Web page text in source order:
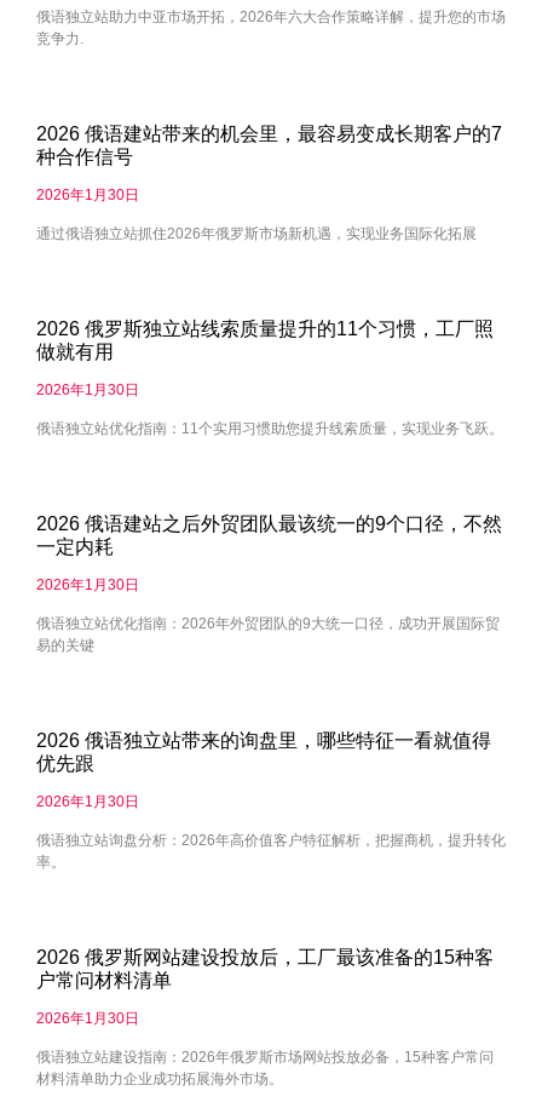
俄语独立站助力中亚市场开拓，2026年六大合作策略详解，提升您的市场
竞争力.
2026 俄语建站带来的机会里，最容易变成长期客户的7
种合作信号
2026年1月30日
通过俄语独立站抓住2026年俄罗斯市场新机遇，实现业务国际化拓展
2026 俄罗斯独立站线索质量提升的11个习惯，工厂照
做就有用
2026年1月30日
俄语独立站优化指南：11个实用习惯助您提升线索质量，实现业务飞跃。
2026 俄语建站之后外贸团队最该统一的9个口径，不然
一定内耗
2026年1月30日
俄语独立站优化指南：2026年外贸团队的9大统一口径，成功开展国际贸
易的关键
2026 俄语独立站带来的询盘里，哪些特征一看就值得
优先跟
2026年1月30日
俄语独立站询盘分析：2026年高价值客户特征解析，把握商机，提升转化
率。
2026 俄罗斯网站建设投放后，工厂最该准备的15种客
户常问材料清单
2026年1月30日
俄语独立站建设指南：2026年俄罗斯市场网站投放必备，15种客户常问
材料清单助力企业成功拓展海外市场。